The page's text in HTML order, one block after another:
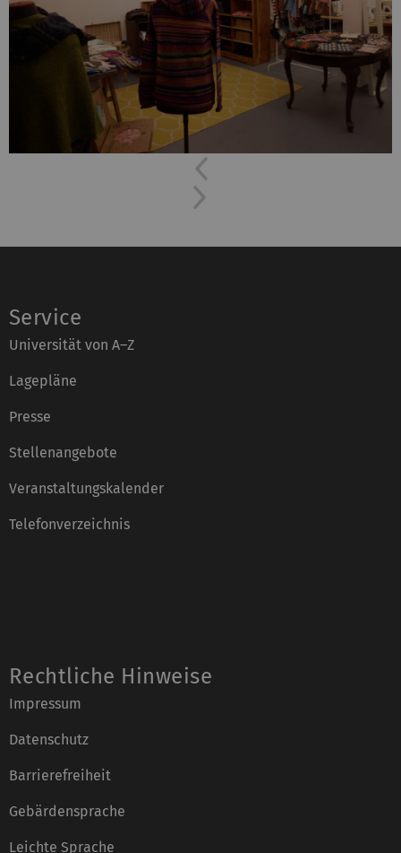
Previous
Service
Universität von A–Z
Lagepläne
Presse
Stellenangebote
Veranstaltungskalender
Telefonverzeichnis
Rechtliche Hinweise
Impressum
Datenschutz
Barrierefreiheit
Gebärdensprache
Leichte Sprache